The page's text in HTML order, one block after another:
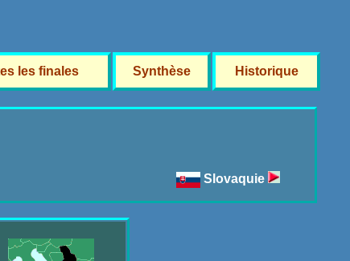
les finales Synthèse Historique
Slovaquie